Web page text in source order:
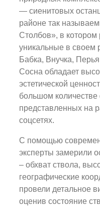
— сиенитовых
районе так
Столбов», в
уникальные в своем
Бабка, Внучка,
Сосна обладает
эстетической
большом
представленных на
соцсетях.
С помощью
эксперты замерили
– обхват ствола,
географические
провели детальное
оценив состояние